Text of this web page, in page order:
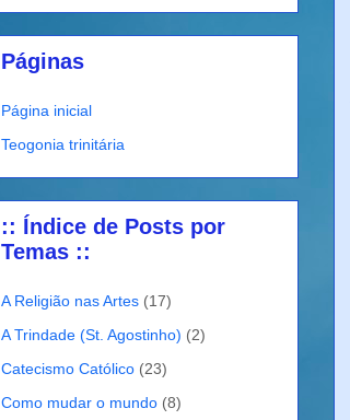
Páginas
Página inicial
Teogonia trinitária
:: Índice de Posts por
Temas ::
A Religião nas Artes (17)
A Trindade (St. Agostinho) (2)
Catecismo Católico (23)
Como mudar o mundo (8)